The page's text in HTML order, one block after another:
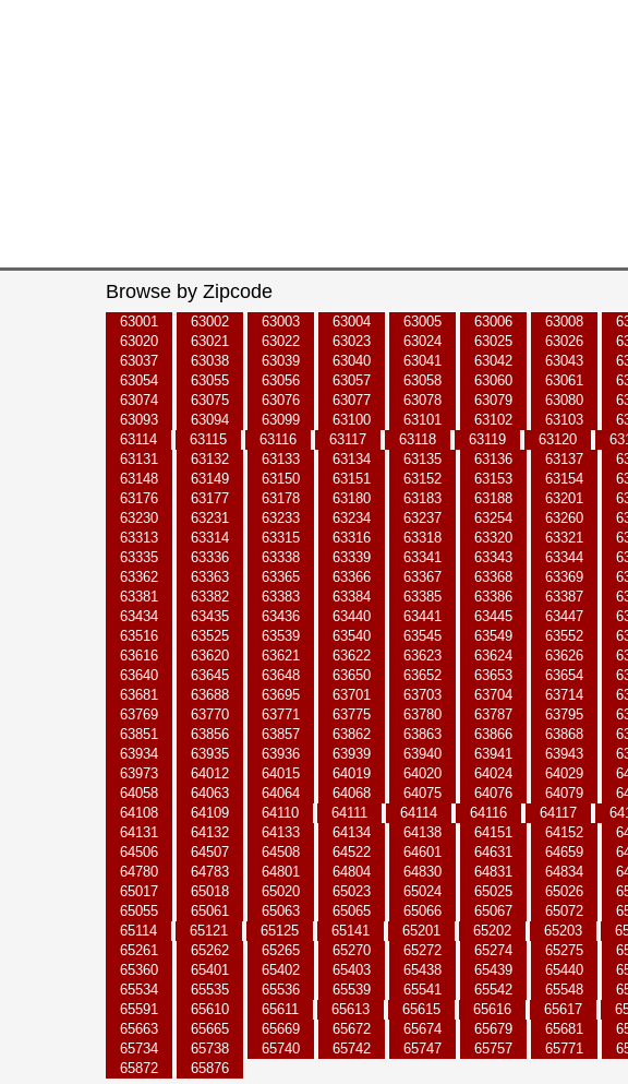
Browse by Zipcode
63001 63002 63003 63004 63005 63006 63008
63020
63021 63022 63023 63024 63025 63026
63037
63038 63039 63040 63041 63042 63043
63054
63055 63056 63057 63058 63060 63061
63074
63075 63076 63077 63078 63079 63080
63093
63094 63099 63100 63101 63102 63103
63114
63115 63116 63117 63118 63119 63120
63131
63132 63133 63134 63135 63136 63137
63148
63149 63150 63151 63152 63153 63154
63176
63177 63178 63180 63183 63188 63201
63230
63231 63233 63234 63237 63254 63260
63313
63314 63315 63316 63318 63320 63321
63335
63336 63338 63339 63341 63343 63344
63362
63363 63365 63366 63367 63368 63369
63381
63382 63383 63384 63385 63386 63387
63434
63435 63436 63440 63441 63445 63447
63516
63525 63539 63540 63545 63549 63552
63616
63620 63621 63622 63623 63624 63626
63640
63645 63648 63650 63652 63653 63654
63681
63688 63695 63701 63703 63704 63714
63769
63770 63771 63775 63780 63787 63795
63851
63856 63857 63862 63863 63866 63868
63934
63935 63936 63939 63940 63941 63943
63973
64012 64015 64019 64020 64024 64029
64058
64063 64064 64068 64075 64076 64079
64108
64109 64110 64111 64114 64116 64117
64131
64132 64133 64134 64138 64151 64152
64506
64507 64508 64522 64601 64631 64659
64780
64783 64801 64804 64830 64831 64834
65017
65018 65020 65023 65024 65025 65026
65055
65061 65063 65065 65066 65067 65072
65114
65121 65125 65141 65201 65202 65203
65261
65262 65265 65270 65272 65274 65275
65360
65401 65402 65403 65438 65439 65440
65534
65535 65536 65539 65541 65542 65548
65591
65610 65611 65613 65615 65616 65617
65663
65665 65669 65672 65674 65679 65681
65734
65738 65740 65742 65747 65757 65771
65872
65876